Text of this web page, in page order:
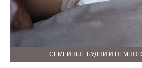
СЕМЕЙНЫЕ БУДНИ И